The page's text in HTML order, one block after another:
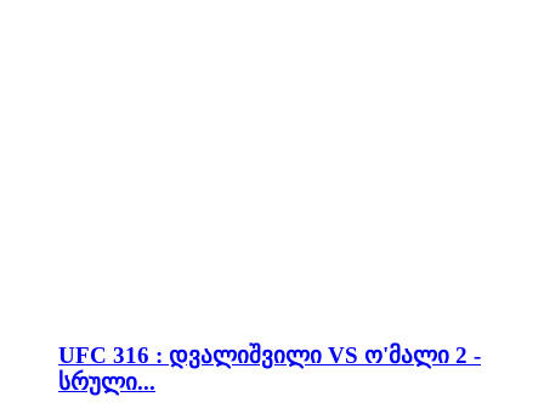
UFC 316 : დვალიშვილი VS ო'მალი 2 -
სრული...